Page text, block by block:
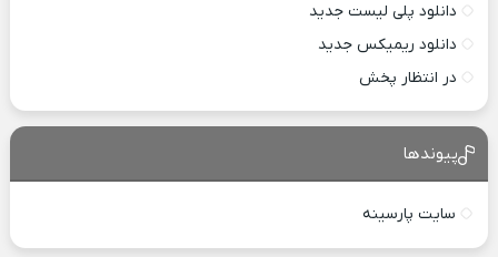
دانلود پلی لیست جدید
دانلود ریمیکس جدید
در انتظار پخش
پیوندها
سایت پارسینه